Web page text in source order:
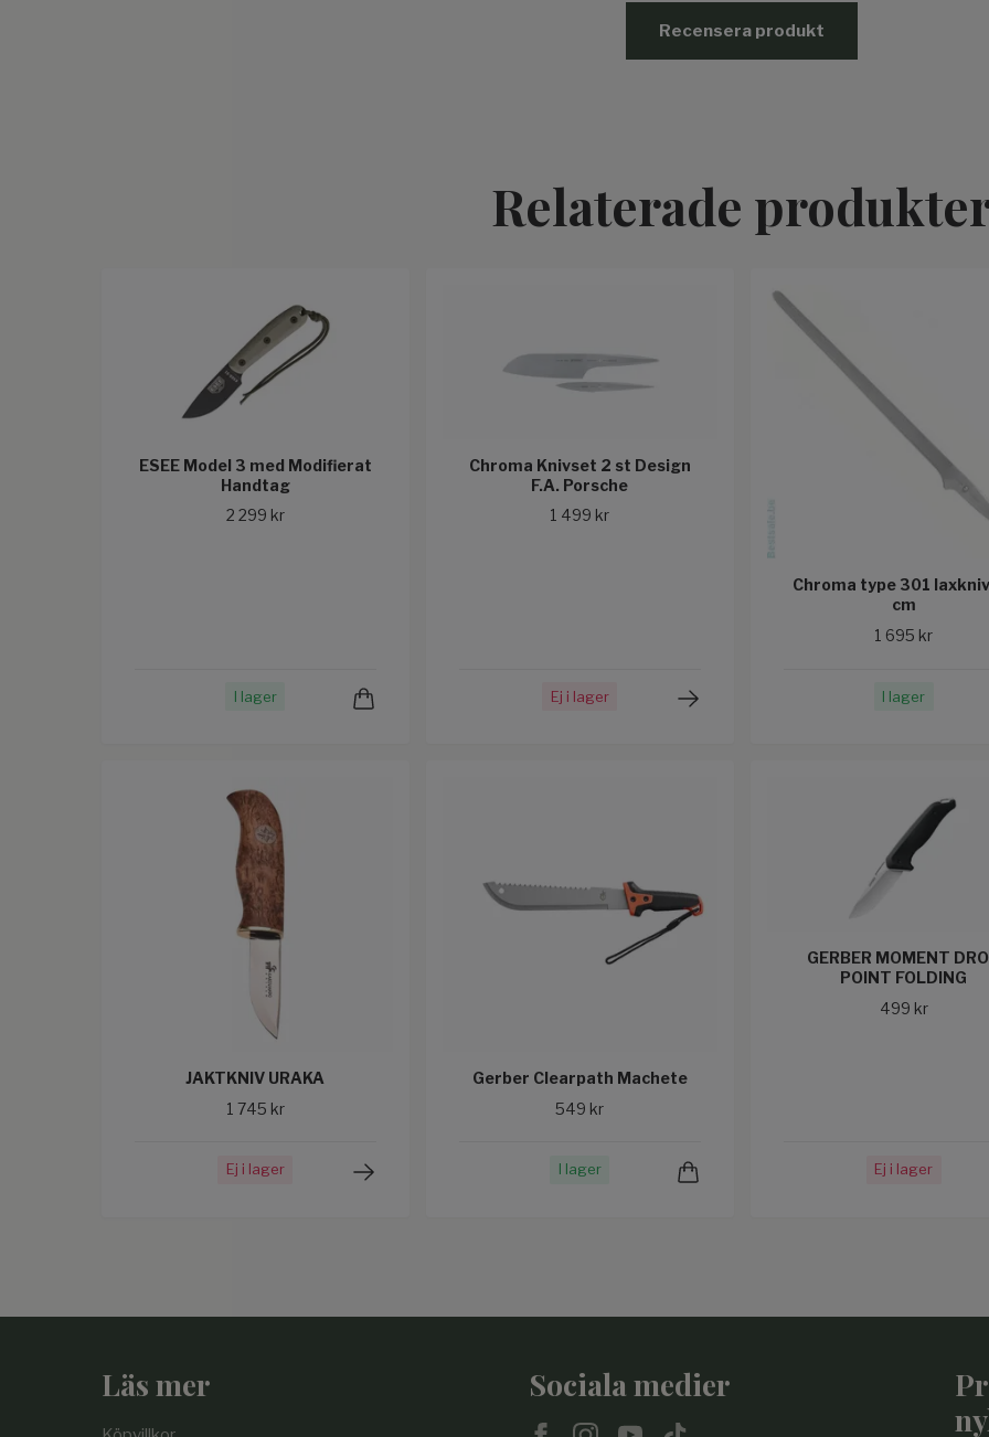
Recensera produkt
Relaterade
ESEE Model 3 med Modifierat
Handtag
2 299 kr
I lager
Chroma Knivset 2 st Design
F.A. Porsche
1 499 kr
Ej i lager
Chroma type 301
cm
1 695 kr
I lager
JAKTKNIV URAKA
1 745 kr
Ej i lager
Gerber Clearpath Machete
549 kr
I lager
GERBER MOMENT
POINT FOLDING
499 kr
Ej i lager
Läs mer Sociala medier